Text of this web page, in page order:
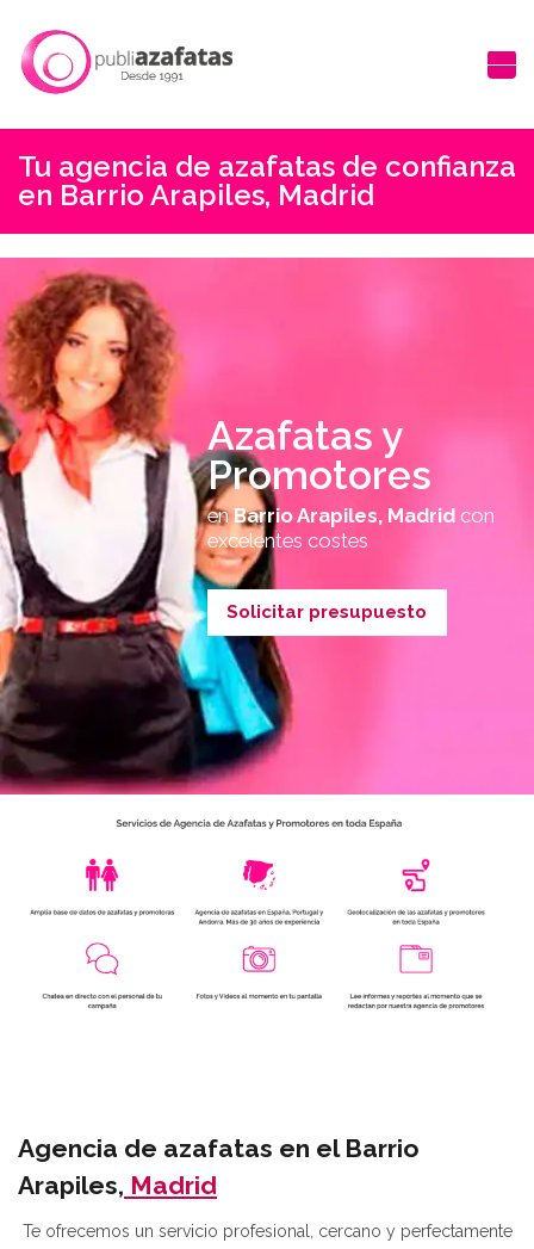
Tu agencia de azafatas de confianza
en Barrio Arapiles, Madrid
Azafatas y
Promotores
enBarrio Arapiles, Madridcon
excelentes costes
Solicitar presupuesto
Agencia de azafatas en el Barrio
Arapiles, Madrid
Te ofrecemos un servicio profesional, cercano y perfectamente